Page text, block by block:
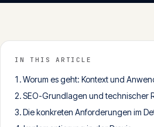
IN THIS ARTICLE
Worum es geht: Kontext und
SEO-Grundlagen und technischer
Die konkreten Anforderungen im